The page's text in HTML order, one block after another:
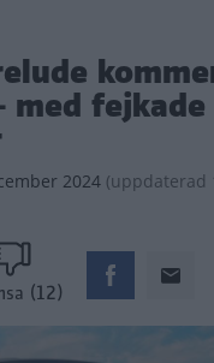
fejkade
2024 (uppdaterad
(12)